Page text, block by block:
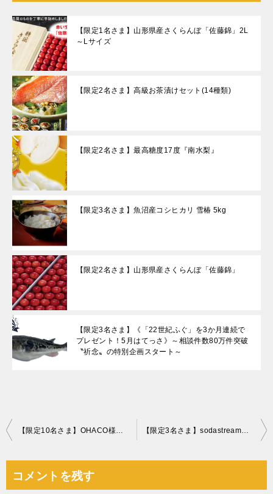
【限定1名さま】山形県産さくらんぼ「佐藤錦」2L
～Lサイズ
【限定2名さま】高級お茶漬けセット(14種類)
【限定2名さま】最高糖度17度『南水梨』
【限定3名さま】魚沼産コシヒカリ 雪椿 5kg
【限定2名さま】山形県産さくらんぼ「佐藤錦」
【限定3名さま】《「22世紀ふぐ」を3か月連続で
プレゼント！5月はてっさ》～相談件数80万件突破
〝祈念〟の特別企画スタート～
投
ビ
【限定10名さま】OHACO様とのコラボ企画！伝統製法のお味噌セット 【限定3名さま】sodastreamソースパワースターターキット
コメントを残す